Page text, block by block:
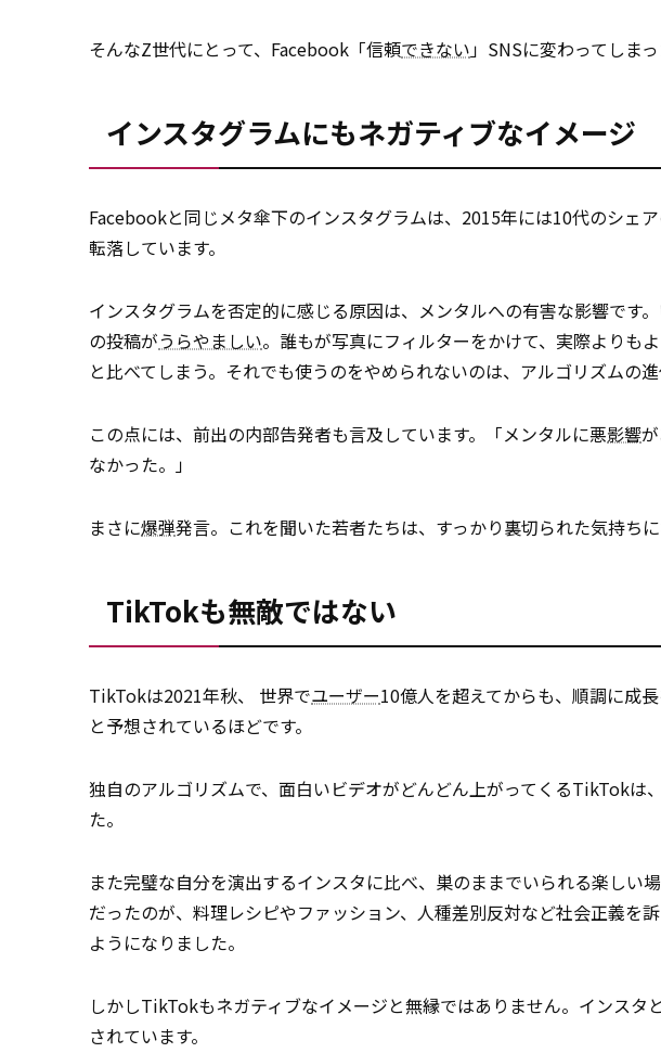
そんなZ世代にとって、Facebook「信頼できない」SNSに変わってしまっ
インスタグラムにもネガティブなイメージ
Facebookと同じメタ傘下のインスタグラムは、2015年には10代のシェア
転落しています。
インスタグラムを否定的に感じる原因は、メンタルへの有害な影響です
の投稿がうらやましい。誰もが写真にフィルターをかけて、実際よりも
と比べてしまう。それでも使うのをやめられないのは、アルゴリズムの
この点には、前出の内部告発者も言及しています。「メンタルに悪影響
なかった。」
まさに爆弾発言。これを聞いた若者たちは、すっかり裏切られた気持ちに
TikTokも無敵ではない
TikTokは2021年秋、 世界でユーザー10億人を超えてからも、順調に成
と予想されているほどです。
独自のアルゴリズムで、面白いビデオがどんどん上がってくるTikTokは
た。
また完璧な自分を演出するインスタに比べ、巣のままでいられる楽しい
だったのが、料理レシピやファッション、人種差別反対など社会正義を
ようになりました。
しかしTikTokもネガティブなイメージと無縁ではありません。インスタ
されています。